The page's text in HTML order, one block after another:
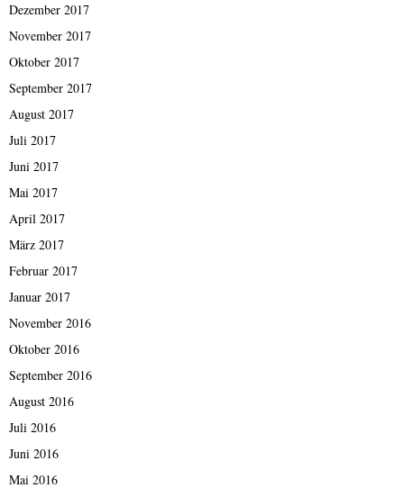
Dezember 2017
November 2017
Oktober 2017
September 2017
August 2017
Juli 2017
Juni 2017
Mai 2017
April 2017
März 2017
Februar 2017
Januar 2017
November 2016
Oktober 2016
September 2016
August 2016
Juli 2016
Juni 2016
Mai 2016